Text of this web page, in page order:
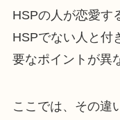
HSPの人が恋愛す
HSPでない人と付
要なポイントが異
ここでは、その違